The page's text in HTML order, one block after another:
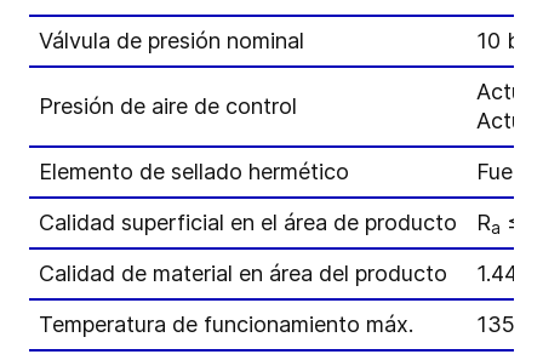
Válvula de presión nominal
10 bar
Presión de aire de control
Elemento de sellado hermético
Fuelle
Calidad superficial en el área de producto
Ra ≤
Calidad de material en área del producto
Temperatura de funcionamiento máx.
135